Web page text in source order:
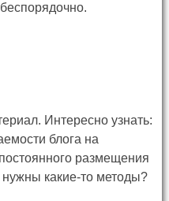
Интересно узнать:
блога на
размещения
какие-то методы?